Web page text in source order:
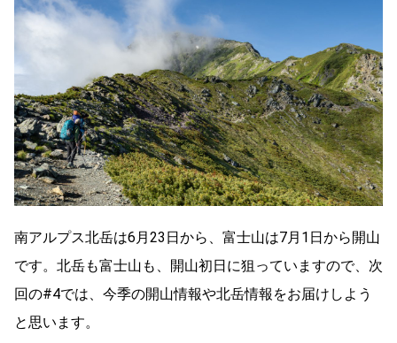
南アルプス北岳は6月23日から、富士山は7月1日から開山
です。北岳も富士山も、開山初日に狙っていますので、次
回の#4では、今季の開山情報や北岳情報をお届けしよう
と思います。